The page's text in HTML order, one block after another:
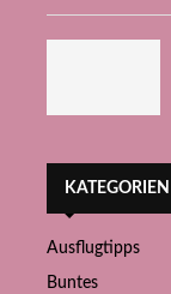
KATEGORIEN
Ausflugtipps
Buntes